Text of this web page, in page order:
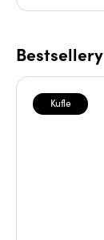
Bestsellery
Kufle